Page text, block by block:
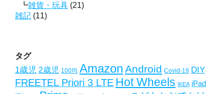
雑貨・玩具 (21)
雑記 (11)
タグ
1歳児 2歳児 100均 Amazon Android Covid-19 DIY
FREETEL Priori 3 LTE Hot Wheels IKEA iPad